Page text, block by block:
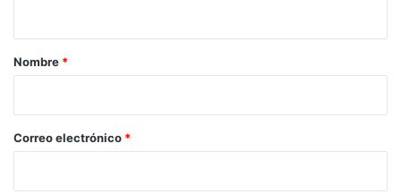
r
*
Nombre *
Correo electrónico *